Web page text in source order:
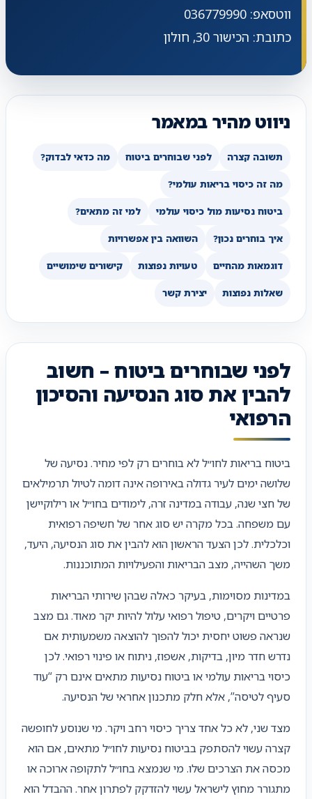
ווטסאפ: 036779990
כתובת: הכישור 30, חולון
ניווט מהיר במאמר
תשובה קצרה לפני שבוחרים ביטוח מה כדאי לבדוק?
מה זה כיסוי בריאות עולמי?
ביטוח נסיעות מול כיסוי עולמי למי זה מתאים?
איך בוחרים נכון? השוואה בין אפשרויות
דוגמאות מהחיים טעויות נפוצות קישורים שימושיים
שאלות נפוצות יצירת קשר
לפני שבוחרים ביטוח – חשוב
להבין את סוג הנסיעה והסיכון
הרפואי
ביטוח בריאות לחו״ל לא בוחרים רק לפי מחיר. נסיעה של
שלושה ימים לעיר גדולה באירופה אינה דומה לטיול תרמילאים
של חצי שנה, עבודה במדינה זרה, לימודים בחו״ל או רילוקיישן
עם משפחה. בכל מקרה יש סוג אחר של חשיפה רפואית
וכלכלית. לכן הצעד הראשון הוא להבין את סוג הנסיעה, היעד,
משך השהייה, מצב הבריאות והפעילויות המתוכננות.
במדינות מסוימות, בעיקר כאלה שבהן שירותי הבריאות
פרטיים ויקרים, טיפול רפואי עלול להיות יקר מאוד. גם מצב
שנראה פשוט יחסית יכול להפוך להוצאה משמעותית אם
נדרש חדר מיון, בדיקות, אשפוז, ניתוח או פינוי רפואי. לכן
כיסוי בריאות עולמי או ביטוח נסיעות מתאים אינם רק “עוד
סעיף לטיסה”, אלא חלק מתכנון אחראי של הנסיעה.
מצד שני, לא כל אחד צריך כיסוי רחב ויקר. מי שנוסע לחופשה
קצרה עשוי להסתפק בביטוח נסיעות לחו״ל מתאים, אם הוא
מכסה את הצרכים שלו. מי שנמצא בחו״ל לתקופה ארוכה או
מתגורר מחוץ לישראל עשוי להזדקק לפתרון אחר. ההבדל הוא